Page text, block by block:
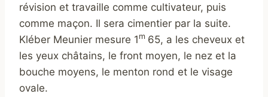
révision et travaille comme cultivateur, puis
comme maçon. Il sera cimentier par la suite.
Kléber Meunier mesure 1 m 65, a les cheveux et
les yeux châtains, le front moyen, le nez et la
bouche moyens, le menton rond et le visage
ovale.